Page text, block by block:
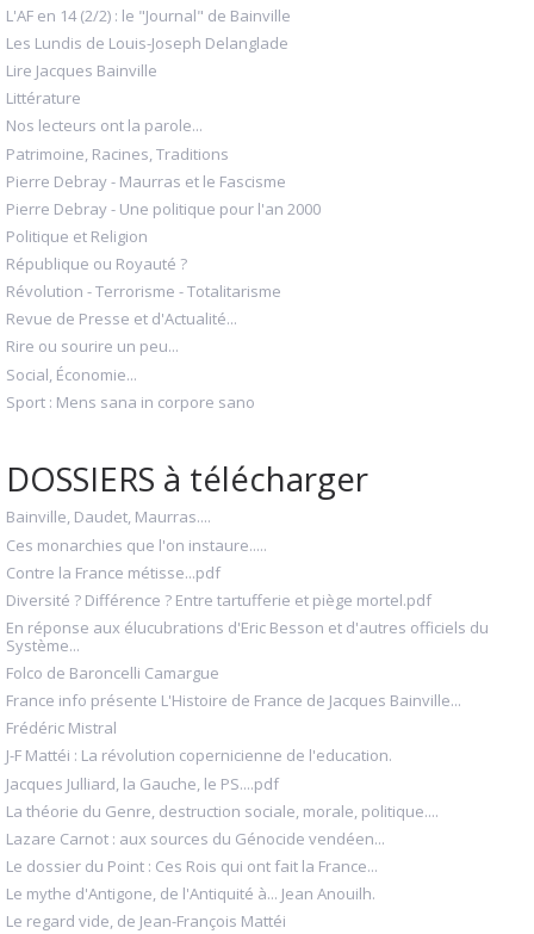
L'AF en 14 (2/2) : le "Journal" de Bainville
Les Lundis de Louis-Joseph Delanglade
Lire Jacques Bainville
Littérature
Nos lecteurs ont la parole...
Patrimoine, Racines, Traditions
Pierre Debray - Maurras et le Fascisme
Pierre Debray - Une politique pour l'an 2000
Politique et Religion
République ou Royauté ?
Révolution - Terrorisme - Totalitarisme
Revue de Presse et d'Actualité...
Rire ou sourire un peu...
Social, Économie...
Sport : Mens sana in corpore sano
DOSSIERS à télécharger
Bainville, Daudet, Maurras....
Ces monarchies que l'on instaure.....
Contre la France métisse...pdf
Diversité ? Différence ? Entre tartufferie et piège mortel.pdf
En réponse aux élucubrations d'Eric Besson et d'autres officiels du
Système...
Folco de Baroncelli Camargue
France info présente L'Histoire de France de Jacques Bainville...
Frédéric Mistral
J-F Mattéi : La révolution copernicienne de l'education.
Jacques Julliard, la Gauche, le PS....pdf
La théorie du Genre, destruction sociale, morale, politique....
Lazare Carnot : aux sources du Génocide vendéen...
Le dossier du Point : Ces Rois qui ont fait la France...
Le mythe d'Antigone, de l'Antiquité à... Jean Anouilh.
Le regard vide, de Jean-François Mattéi